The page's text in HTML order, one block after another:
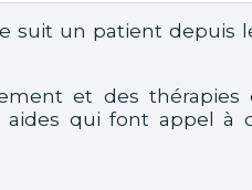
un patient depuis
et des thérapies
qui font appel à